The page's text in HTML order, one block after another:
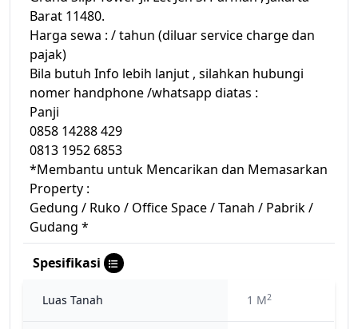
Barat 11480.
Harga sewa : / tahun (diluar service charge dan
pajak)
Bila butuh Info lebih lanjut , silahkan hubungi
nomer handphone /whatsapp diatas :
Panji
0858 14288 429
0813 1952 6853
*Membantu untuk Mencarikan dan Memasarkan
Property :
Gedung / Ruko / Office Space / Tanah / Pabrik /
Gudang *
Spesifikasi
Luas Tanah 1 M2